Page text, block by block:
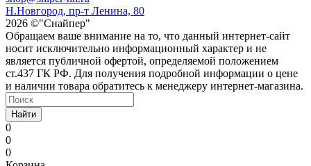
Н.Новгород, пр-т Ленина, 80
2026 ©"Снайпер"
Обращаем ваше внимание на то, что данный интернет-сайт
носит исключительно информационный характер и не
является публичной офертой, определяемой положением
ст.437 ГК РФ. Для получения подробной информации о цене
и наличии товара обратитесь к менеджеру интернет-магазина.
Найти
0
0
0